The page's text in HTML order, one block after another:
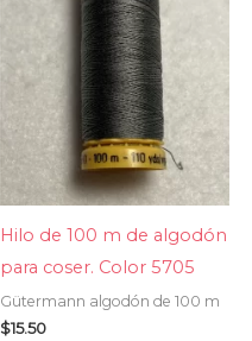
Hilo de 100 m de algodón
para coser. Color 5705
Gütermann algodón de 100 m
$15.50